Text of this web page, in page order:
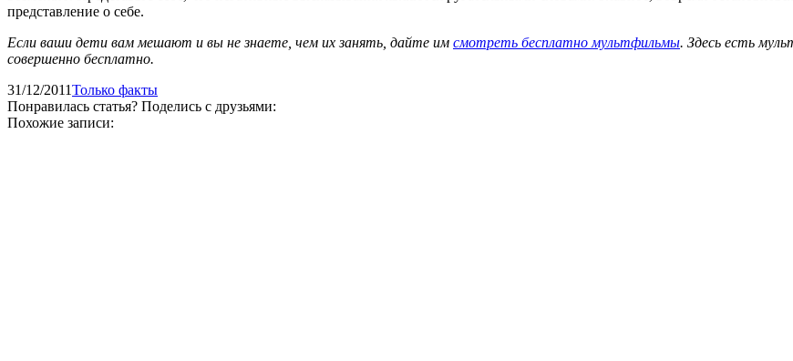
представление о себе.
Если ваши дети вам мешают и вы не знаете, чем их занять, дайте им смотреть бесплатно мультфильмы. Здесь есть
совершенно бесплатно.
31/12/2011Только факты
Понравилась статья? Поделись с друзьями:
Похожие записи: